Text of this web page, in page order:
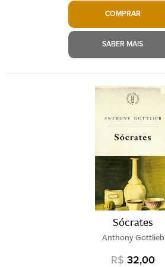
COMPRAR
SABER MAIS
Sócrates
Anthony Gottlieb
R$ 32,00